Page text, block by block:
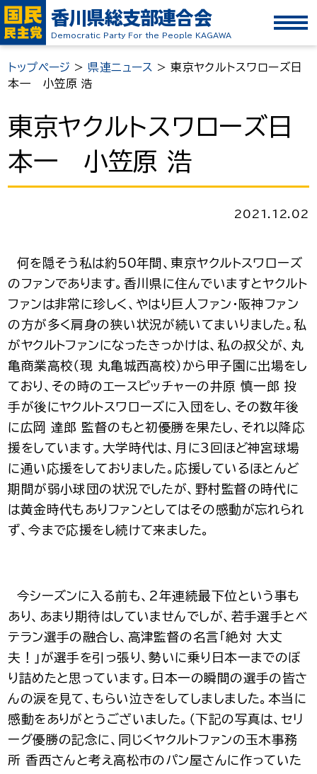
香川県総支部連合会
Democratic Party For the People KAGAWA
トップページ > 県連ニュース >東京ヤクルトスワローズ日
本一 小笠原 浩
東京ヤクルトスワローズ日
本一 小笠原 浩
2021.12.02
何を隠そう私は約50年間、東京ヤクルトスワローズ
のファンであります。香川県に住んでいますとヤクルト
ファンは非常に珍しく、やはり巨人ファン・阪神ファン
の方が多く肩身の狭い状況が続いてまいりました。私
がヤクルトファンになったきっかけは、私の叔父が、丸
亀商業高校（現 丸亀城西高校）から甲子園に出場をし
ており、その時のエースピッチャーの井原 慎一郎 投
手が後にヤクルトスワローズに入団をし、その数年後
に広岡 達郎 監督のもと初優勝を果たし、それ以降応
援をしています。大学時代は、月に3回ほど神宮球場
に通い応援をしておりました。応援しているほとんど
期間が弱小球団の状況でしたが、野村監督の時代に
は黄金時代もありファンとしてはその感動が忘れられ
ず、今まで応援をし続けて来ました。
今シーズンに入る前も、2年連続最下位という事も
あり、あまり期待はしていませんでしが、若手選手とベ
テラン選手の融合し、高津監督の名言「絶対 大丈
夫！」が選手を引っ張り、勢いに乗り日本一までのぼ
り詰めたと思っています。日本一の瞬間の選手の皆さ
んの涙を見て、もらい泣きをしてしましました。本当に
感動をありがとうございました。（下記の写真は、セリ
ーグ優勝の記念に、同じくヤクルトファンの玉木事務
所 香西さんと考え高松市のパン屋さんに作っていた